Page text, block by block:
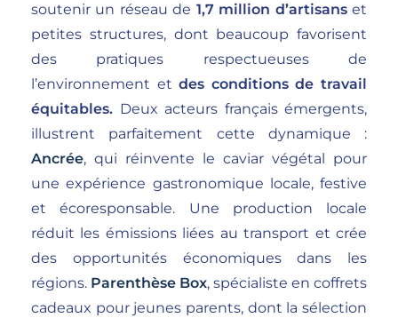
soutenir un réseau de 1,7 million d’artisanset
petites structures, dont beaucoup favorisent
des pratiques respectueuses de
l’environnement etdes conditions de travail
équitables. Deux acteurs français émergents,
illustrent parfaitement cette dynamique :
Ancrée, qui réinvente le caviar végétal pour
une expérience gastronomique locale, festive
et écoresponsable. Une production locale
réduit les émissions liées au transport et crée
des opportunités économiques dans les
régions. Parenthèse Box, spécialiste en coffrets
cadeaux pour jeunes parents, dont la sélection